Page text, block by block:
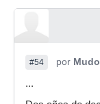
#54 por Mudo
...